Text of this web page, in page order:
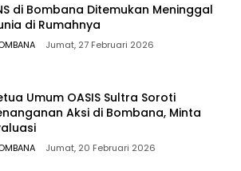
di Bombana Ditemukan Meninggal
di Rumahnya
Jumat, 27 Februari 2026
Umum OASIS Sultra Soroti
Aksi di Bombana, Minta
Jumat, 20 Februari 2026